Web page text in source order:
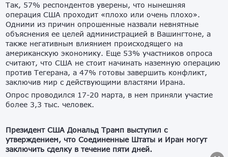
Так, 57% респондентов уверены, что нынешняя
операция США проходит «плохо или очень плохо».
Одними из причин опрошенные назвали невнятные
объяснения ее целей администрацией в Вашингтоне, а
также негативным влиянием происходящего на
американскую экономику. Еще 53% участников опроса
считают, что США не стоит начинать наземную операцию
против Тегерана, а 47% готовы завершить конфликт,
заключив мир с действующими властями Ирана.
Опрос проводился 17-20 марта, в нем приняли участие
более 3,3 тыс. человек.
Президент США Дональд Трамп выступил с
утверждением, что Соединенные Штаты и Иран могут
заключить сделку в течение пяти дней.